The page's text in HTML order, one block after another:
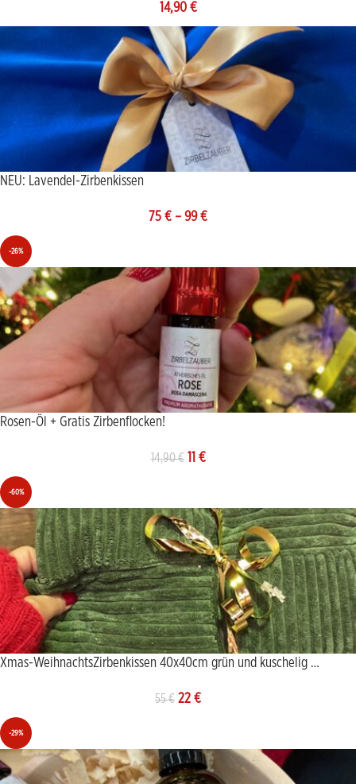
14,90 €
NEU: Lavendel-Zirbenkissen
75 € – 99€
-26%
Rosen-Öl + Gratis Zirbenflocken!
14,90€ 11 €
-60%
Xmas-WeihnachtsZirbenkissen 40x40cm grün und kuschelig …
55€ 22 €
-29%